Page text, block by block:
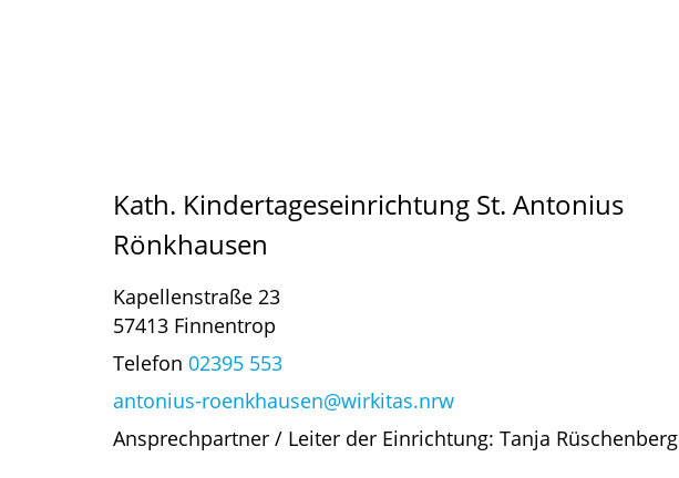
Kath. Kindertageseinrichtung St. Antonius
Rönkhausen
Kapellenstraße 23
57413 Finnentrop
Telefon 02395 553
antonius-roenkhausen@wirkitas.nrw
Ansprechpartner / Leiter der Einrichtung: Tanja Rüschenberg